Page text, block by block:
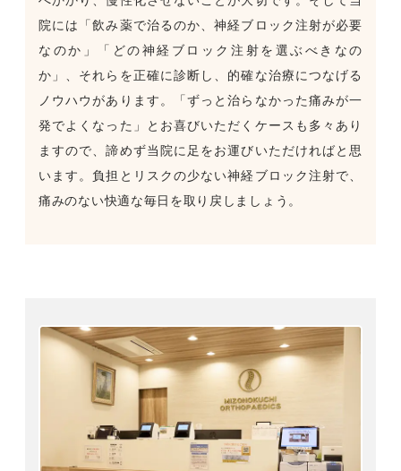
院には「飲み薬で治るのか、神経ブロック注射が必要
なのか」「どの神経ブロック注射を選ぶべきなの
か」、それらを正確に診断し、的確な治療につなげる
ノウハウがあります。「ずっと治らなかった痛みが一
発でよくなった」とお喜びいただくケースも多々あり
ますので、諦めず当院に足をお運びいただければと思
います。負担とリスクの少ない神経ブロック注射で、
痛みのない快適な毎日を取り戻しましょう。